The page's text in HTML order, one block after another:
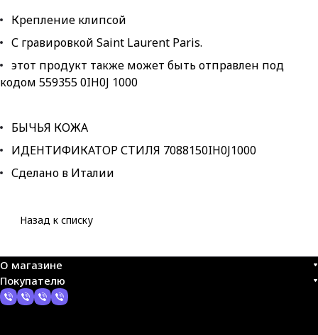
Крепление клипсой
С гравировкой Saint Laurent Paris.
этот продукт также может быть отправлен под
кодом 559355 0IH0J 1000
БЫЧЬЯ КОЖА
ИДЕНТИФИКАТОР СТИЛЯ 7088150IH0J1000
Сделано в Италии
Назад к списку
О магазине
Покупателю